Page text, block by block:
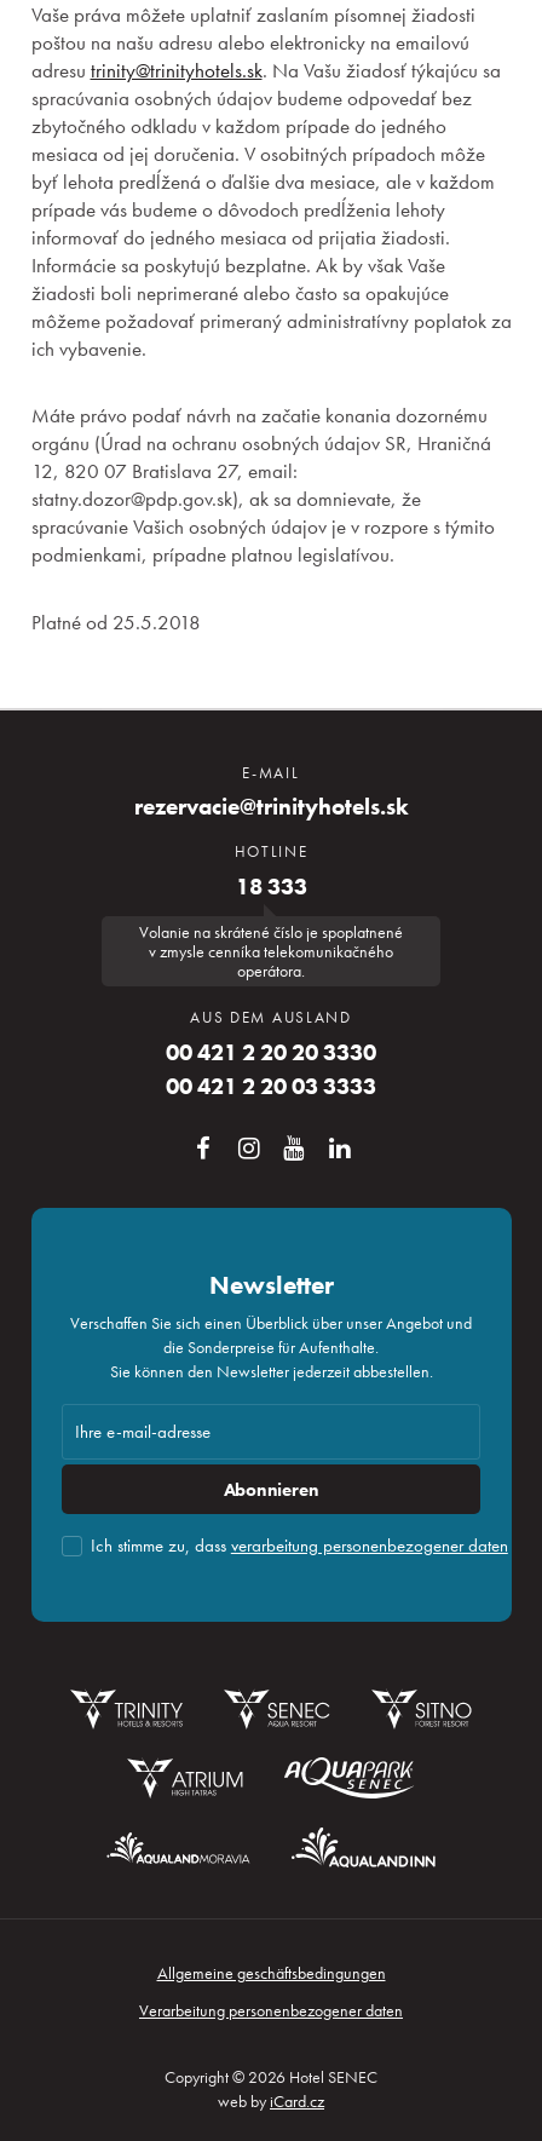
Anmelden
Vaše práva môžete uplatniť zaslaním písomnej žiadosti
poštou na našu adresu alebo elektronicky na emailovú
adresu trinity@trinityhotels.sk. Na Vašu žiadosť týkajúcu sa
spracúvania osobných údajov budeme odpovedať bez
zbytočného odkladu v každom prípade do jedného
mesiaca od jej doručenia. V osobitných prípadoch môže
byť lehota predĺžená o ďalšie dva mesiace, ale v každom
prípade vás budeme o dôvodoch predĺženia lehoty
informovať do jedného mesiaca od prijatia žiadosti.
Informácie sa poskytujú bezplatne. Ak by však Vaše
žiadosti boli neprimerané alebo často sa opakujúce
môžeme požadovať primeraný administratívny poplatok za
ich vybavenie.
Máte právo podať návrh na začatie konania dozornému
orgánu (Úrad na ochranu osobných údajov SR, Hraničná
12, 820 07 Bratislava 27, email:
statny.dozor@pdp.gov.sk), ak sa domnievate, že
spracúvanie Vašich osobných údajov je v rozpore s týmito
podmienkami, prípadne platnou legislatívou.
Platné od 25.5.2018
E-MAIL
rezervacie@trinityhotels.sk
HOTLINE
18 333
Volanie na skrátené číslo je spoplatnené
v zmysle cenníka telekomunikačného
operátora.
AUS DEM AUSLAND
00 421 2 20 20 3330
00 421 2 20 03 3333
Newsletter
Verschaffen Sie sich einen Überblick über unser Angebot und
die Sonderpreise für Aufenthalte.
Sie können den Newsletter jederzeit abbestellen.
Abonnieren
Ich stimme zu, dass verarbeitung personenbezogener daten
Copyright © 2026 Hotel SENEC
Allgemeine geschäftsbedingungen
Verarbeitung personenbezogener daten
web byiCard.cz